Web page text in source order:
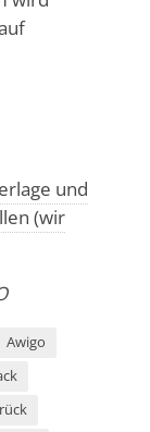
und
(wir
Awigo